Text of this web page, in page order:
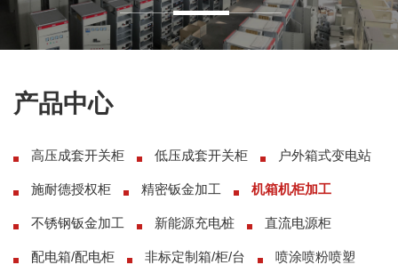
产品中心
高压成套开关柜 低压成套开关柜 户外箱式变电站
施耐德授权柜 精密钣金加工 机箱机柜加工
不锈钢钣金加工 新能源充电桩 直流电源柜
配电箱/配电柜 非标定制箱/柜/台 喷涂喷粉喷塑